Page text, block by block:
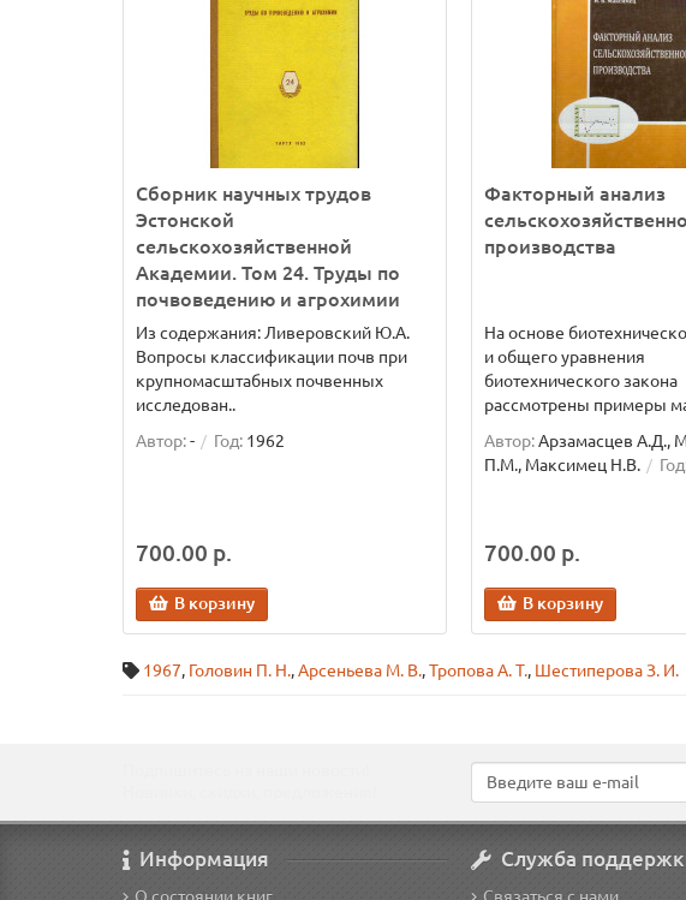
Сборник научных трудов
Эстонской
сельскохозяйственной
Академии. Том 24. Труды по
почвоведению и агрохимии
Из содержания: Ливеровский Ю.А.
Вопросы классификации почв при
крупномасштабных почвенных
исследован..
Автор:- Год: 1962
700.00 р.
В корзину
Факторный анализ
производства
На основе
и общего уравнения
биотехнического закона
рассмотрены примеры
Автор:Арзамасцев А.Д.,
П.М., Максимец Н.В.
700.00 р.
В корзину
1967, Головин П. Н.,Арсеньева М. В.,Тропова А. Т., Шестиперова З. И.
Информация Служба